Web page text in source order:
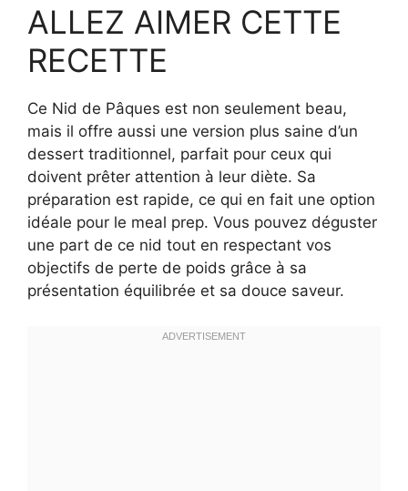
ALLEZ AIMER CETTE
RECETTE
Ce Nid de Pâques est non seulement beau,
mais il offre aussi une version plus saine d’un
dessert traditionnel, parfait pour ceux qui
doivent prêter attention à leur diète. Sa
préparation est rapide, ce qui en fait une option
idéale pour le meal prep. Vous pouvez déguster
une part de ce nid tout en respectant vos
objectifs de perte de poids grâce à sa
présentation équilibrée et sa douce saveur.